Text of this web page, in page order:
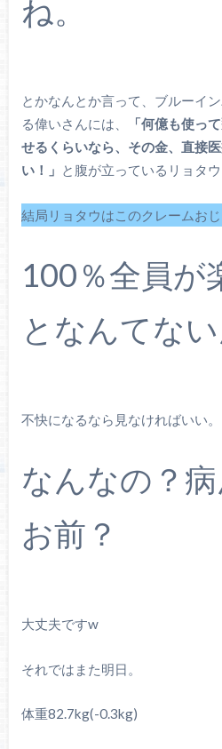
ね。
とかなんとか言って、ブルーイ
る偉いさんには、
「何億も使っ
せるくらいなら、その金、直接
い！」 と腹が立っているリョタウ
結局リョタウはこのクレームおじ
100％全員が
となんてない
不快になるなら見なければいい
なんなの？
お前？
大丈夫ですw
それではまた明日。
体重82.7kg(-0.3kg)